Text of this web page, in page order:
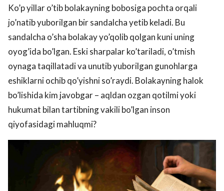
Ko’p yillar o’tib bolakayning bobosiga pochta orqali
jo’natib yuborilgan bir sandalcha yetib keladi. Bu
sandalcha o’sha bolakay yo’qolib qolgan kuni uning
oyog’ida bo’lgan. Eski sharpalar ko’tariladi, o’tmish
oynaga taqillatadi va unutib yuborilgan gunohlarga
eshiklarni ochib qo’yishni so’raydi. Bolakayning halok
bo’lishida kim javobgar – aqldan ozgan qotilmi yoki
hukumat bilan tartibning vakili bo’lgan inson
qiyofasidagi mahluqmi?